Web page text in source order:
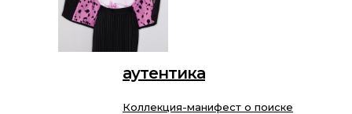
Коллекция-манифест о поиске
аутентика